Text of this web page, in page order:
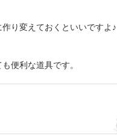
り変えておくといいですよ♪
便利な道具です。